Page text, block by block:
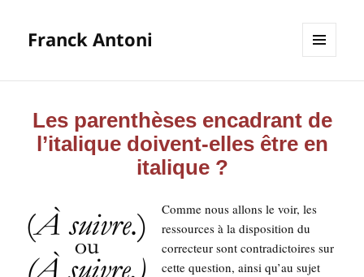
Franck Antoni
ET
Les parenthèses encadrant de
l’italique doivent-elles être en
italique ?
Comme nous allons le voir, les
res­sources à la dis­po­si­tion du
cor­rec­teur sont contra­dic­toires sur
cette ques­tion, ain­si qu’au sujet